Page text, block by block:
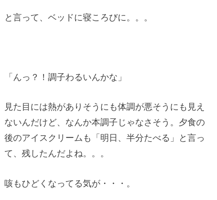
と言って、ベッドに寝ころびに。。。
「んっ？！調子わるいんかな」
見た目には熱がありそうにも体調が悪そうにも見え
ないんだけど、なんか本調子じゃなさそう。夕食の
後のアイスクリームも「明日、半分たべる」と言っ
て、残したんだよね。。。
咳もひどくなってる気が・・・。